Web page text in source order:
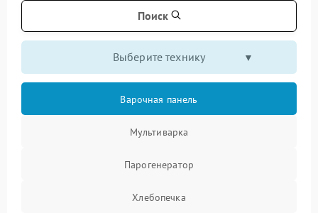
Поиск
Выберите технику
Варочная панель
Мультиварка
Парогенератор
Хлебопечка